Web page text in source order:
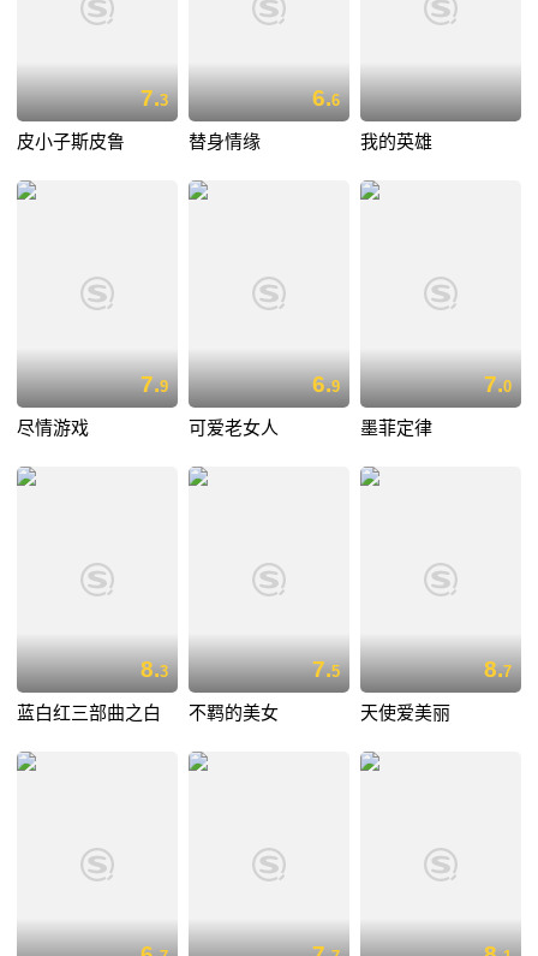
7.3
皮小子斯皮鲁
6.6
替身情缘 我的英雄
7.9
尽情游戏
6.9
可爱老女人
7.0
墨菲定律
8.3
蓝白红三部曲之白
7.5
不羁的美女
8.7
天使爱美丽